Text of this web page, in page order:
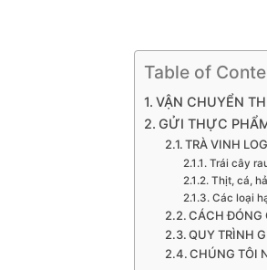
Table of
VẬN CHUYỂN
GỬI THỰC
TRÀ VINH
Trái cây
Thịt, cá,
Các loại
CÁCH ĐÓNG
QUY TRÌNH
CHÚNG TÔI